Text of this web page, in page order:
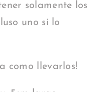
solamente los
uno si lo
como llevarlos!